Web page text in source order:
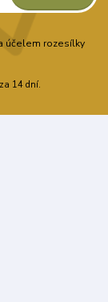
účelem rozesílky
14 dní.